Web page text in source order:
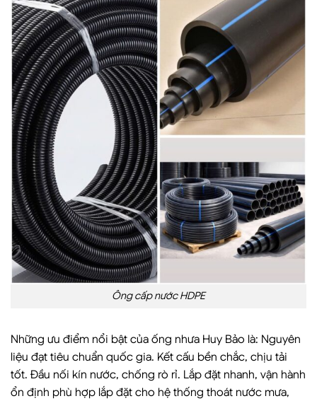
Ông cấp nước HDPE
Những ưu điểm nổi bật của ống nhưa Huy Bảo là: Nguyên
liệu đạt tiêu chuẩn quốc gia. Kết cấu bền chắc, chịu tải
tốt. Đầu nối kín nước, chống rò rỉ. Lắp đặt nhanh, vận hành
ổn định phù hợp lắp đặt cho hệ thống thoát nước mưa,